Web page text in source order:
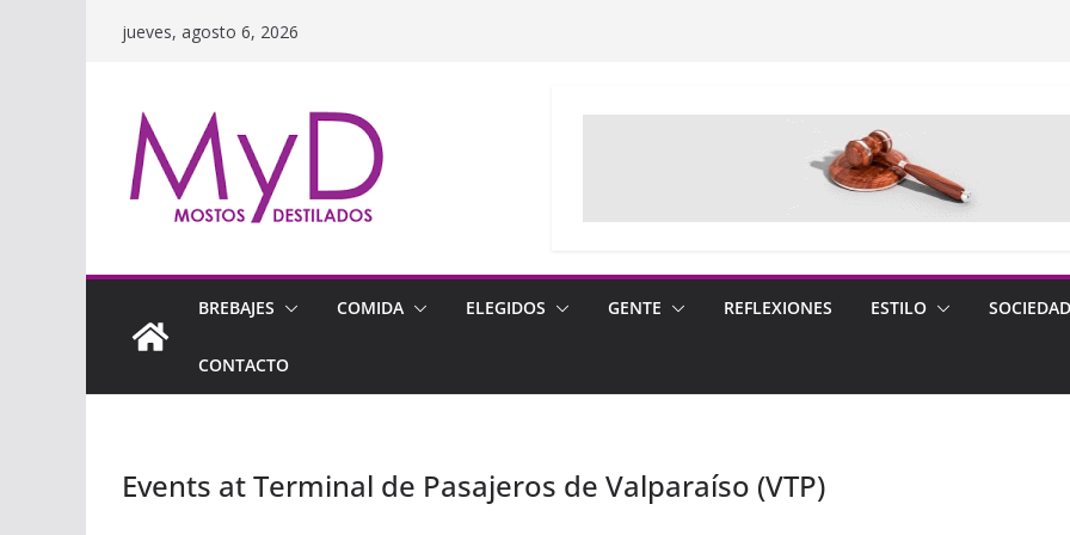
jueves, agosto 6, 2026
BREBAJES COMIDA ELEGIDOS GENTE REFLEXIONES ESTILO SOCIEDAD
CONTACTO
Events atTerminal de Pasajeros de Valparaíso (VTP)